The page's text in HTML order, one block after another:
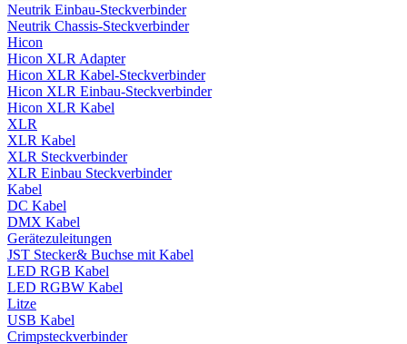
Neutrik Einbau-Steckverbinder
Neutrik Chassis-Steckverbinder
Hicon
Hicon XLR Adapter
Hicon XLR Kabel-Steckverbinder
Hicon XLR Einbau-Steckverbinder
Hicon XLR Kabel
XLR
XLR Kabel
XLR Steckverbinder
XLR Einbau Steckverbinder
Kabel
DC Kabel
DMX Kabel
Gerätezuleitungen
JST Stecker& Buchse mit Kabel
LED RGB Kabel
LED RGBW Kabel
Litze
USB Kabel
Crimpsteckverbinder